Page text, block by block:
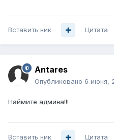
Вставить ник Цитата
Antares
Опубликовано 6 июня,
Наймите админа!!!
Вставить ник Цитата